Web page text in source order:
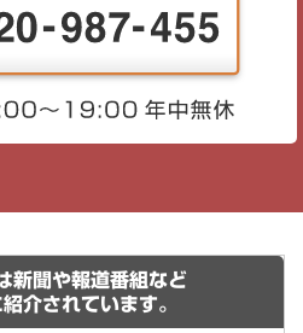
新聞や報道番組など
介されています。